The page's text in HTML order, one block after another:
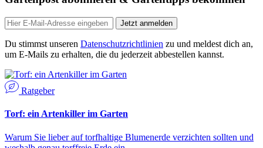
Jetzt anmelden
Du stimmst unseren Datenschutzrichtlinien zu und meldest dich an,
um E-Mails zu erhalten, die du jederzeit abbestellen kannst.
Ratgeber
Torf: ein Artenkiller im Garten
Warum Sie lieber auf torfhaltige Blumenerde verzichten sollten und